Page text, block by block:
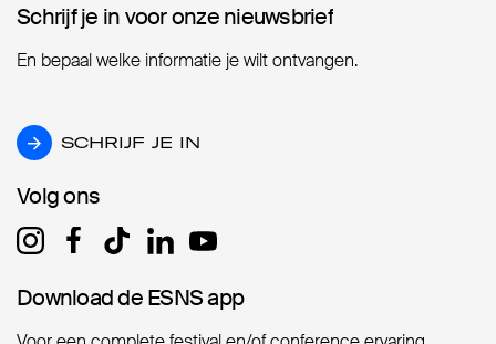
Schrijf je in voor onze nieuwsbrief
Schrijf je in voor onze nieuwsbrief
En bepaal welke informatie je wilt ontvangen.
SCHRIJF JE IN
SCHRIJF JE IN
Volg ons
Volg ons
Download de ESNS app
Download de ESNS app